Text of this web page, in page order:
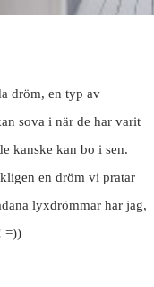
dröm, en typ av
sova i när de har varit
kanske kan bo i sen.
en dröm vi pratar
lyxdrömmar har jag,
=))